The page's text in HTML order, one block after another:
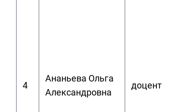
4
Ананьева Ольга
Александровна
доцент